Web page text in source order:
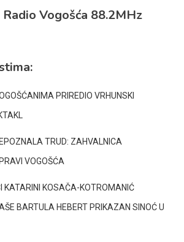
Vogošća 88.2MHz
PRIREDIO VRHUNSKI
TRUD: ZAHVALNICA
VOGOŠĆA
KATARINI KOSAČA-KOTROMANIĆ
BARTULA HEBERT PRIKAZAN SINOĆ U